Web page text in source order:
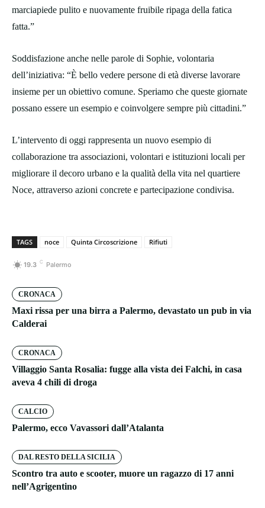
marciapiede pulito e nuovamente fruibile ripaga della fatica
fatta.”
Soddisfazione anche nelle parole di Sophie, volontaria
dell’iniziativa: “È bello vedere persone di età diverse lavorare
insieme per un obiettivo comune. Speriamo che queste giornate
possano essere un esempio e coinvolgere sempre più cittadini.”
L’intervento di oggi rappresenta un nuovo esempio di
collaborazione tra associazioni, volontari e istituzioni locali per
migliorare il decoro urbano e la qualità della vita nel quartiere
Noce, attraverso azioni concrete e partecipazione condivisa.
TAGS noce Quinta Circoscrizione Rifiuti
19.3 C Palermo
CRONACA
Maxi rissa per una birra a Palermo, devastato un pub in via
Calderai
CRONACA
Villaggio Santa Rosalia: fugge alla vista dei Falchi, in casa
aveva 4 chili di droga
CALCIO
Palermo, ecco Vavassori dall’Atalanta
DAL RESTO DELLA SICILIA
Scontro tra auto e scooter, muore un ragazzo di 17 anni
nell’Agrigentino